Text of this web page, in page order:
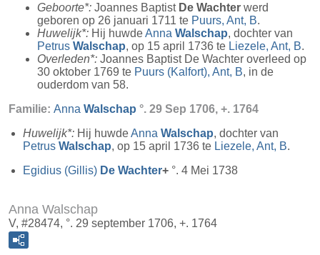
Geboorte*: Joannes Baptist De Wachter werd
geboren op 26 januari 1711 te Puurs, Ant, B.
Huwelijk*: Hij huwdeAnna Walschap, dochter van
Petrus Walschap, op 15 april 1736 te Liezele, Ant, B.
Overleden*: Joannes Baptist De Wachter overleed op
30 oktober 1769 te Puurs (Kalfort), Ant, B, in de
ouderdom van 58.
Familie: Anna Walschap °. 29 Sep 1706, +. 1764
Huwelijk*: Hij huwdeAnna Walschap, dochter van
Petrus Walschap, op 15 april 1736 te Liezele, Ant, B.
Egidius (Gillis) De Wachter+ °. 4 Mei 1738
Anna Walschap
V, #28474, °. 29 september 1706, +. 1764